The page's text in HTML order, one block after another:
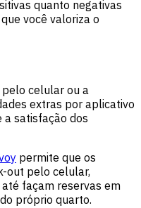
quanto negativas
você valoriza o
celular ou a
extras por aplicativo
satisfação dos
permite que os
out pelo celular,
façam reservas em
próprio quarto.